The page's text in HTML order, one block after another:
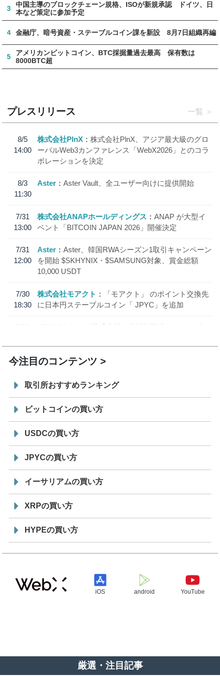
3
中国主導のブロックチェーン規格、ISOが新規承認 ドイツ、日
本など策定に参加予定
4 金融庁、暗号資産・ステーブルコイン課を新設 8月7日組織再編
5
アメリカンビットコイン、BTC採掘量過去最高 保有数は
8000BTC超
プレスリリース 一覧
8/5
14:00
株式会社PlnX
株式会社PlnX、アジア最大級のグロ
ーバルWeb3カンファレンス「WebX2026」とのコラ
ボレーションを決定
8/3
11:30
Aster Aster Vault、全ユーザー向けに提供開始
7/31
13:00
株式会社ANAPホールディングス
ANAP が大型イ
ベント「BITCOIN JAPAN 2026」開催決定
7/31
12:00
Aster
Aster、韓国RWAシーズン1取引キャンペーン
を開始 $SKHYNIX・$SAMSUNG対象、賞金総額
10,000 USDT
7/30
18:30
株式会社モアクト
「モアクト」 のポイント交換先
に日本円ステーブルコイン「 JPYC」を追加
7/29
SBI VCトレード株式会社
信託型円建てステーブル
今注目のコンテンツ
取引所おすすめランキング
ビットコインの買い方
USDCの買い方
JPYCの買い方
イーサリアムの買い方
XRPの買い方
HYPEの買い方
iOS android YouTube
厳選・注目記事